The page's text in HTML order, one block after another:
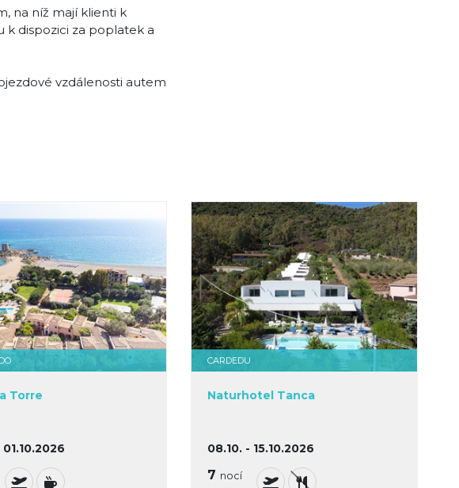
na níž mají klienti k
k dispozici za poplatek a
vzdálenosti autem
Torre
CARDEDU
Naturhotel Tanca
08.10. - 15.10.2026
7 nocí